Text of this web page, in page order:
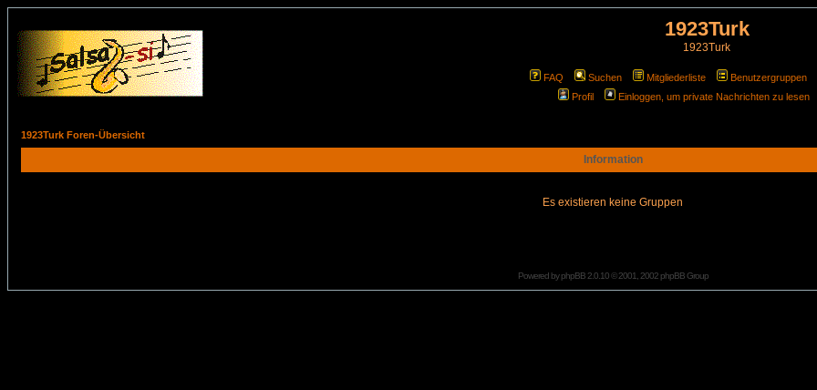
1923Turk
1923Turk
FAQ Suchen Mitgliederliste Benutzergruppen
Profil
Einloggen, um private Nachrichten zu lesen
1923Turk Foren-Übersicht
Information
Es existieren keine Gruppen
Powered byphpBB2.0.10 © 2001, 2002 phpBB Group